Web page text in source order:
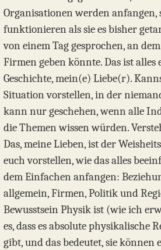
Organisationen werden anfangen,
funktionieren als sie es bisher
von einem Tag gesprochen, an
Firmen geben könnte. Das ist alles
Geschichte, mein(e) Liebe(r).
Situation vorstellen, in der
kann nur geschehen, wenn alle
die Themen wissen würden.
Das, meine Lieben, ist der
euch vorstellen, wie das alles
dem Einfachen anfangen:
allgemein, Firmen, Politik und
Bewusstsein Physik ist (wie ich
es, dass es absolute physikalische
gibt, und das bedeutet, sie